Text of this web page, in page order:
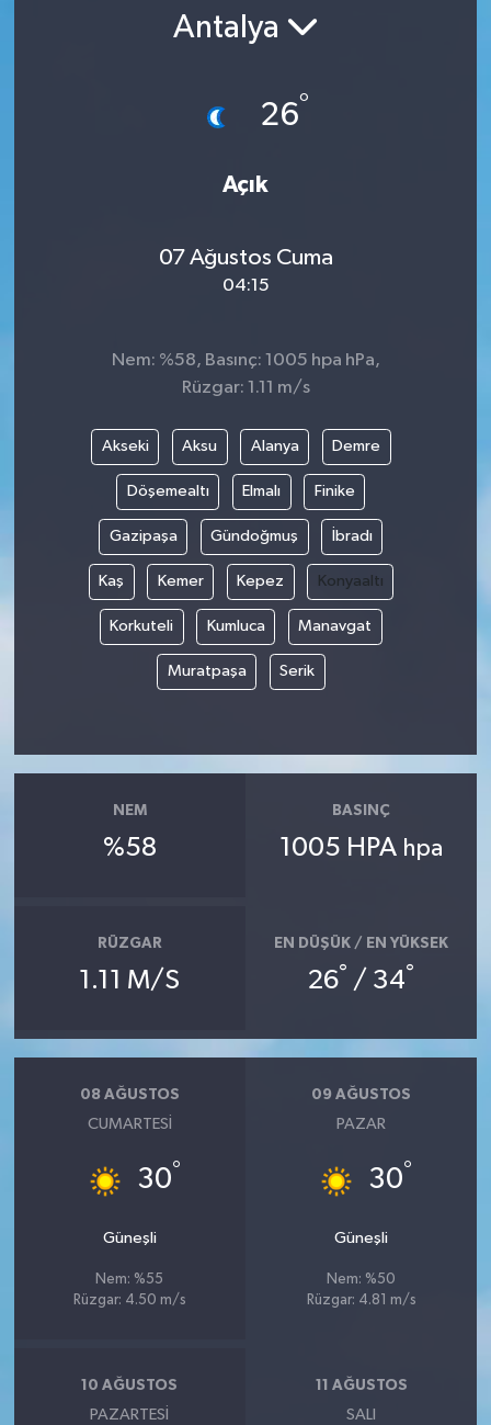
Antalya
26°
Açık
07 Ağustos Cuma
04:15
Nem: %58, Basınç: 1005 hpa hPa,
Rüzgar: 1.11 m/s
Akseki Aksu Alanya Demre
Döşemealtı Elmalı Finike
Gazipaşa Gündoğmuş İbradı
Kaş Kemer Kepez Konyaaltı
Korkuteli Kumluca Manavgat
Muratpaşa Serik
NEM
%58
BASINÇ
1005 HPA hpa
RÜZGAR
1.11 M/S
EN DÜŞÜK / EN YÜKSEK
26° / 34°
08 AĞUSTOS
CUMARTESI
30°
Güneşli
Nem: %55
Rüzgar: 4.50 m/s
09 AĞUSTOS
PAZAR
30°
Güneşli
Nem: %50
Rüzgar: 4.81 m/s
10 AĞUSTOS
PAZARTESI
11 AĞUSTOS
SALI